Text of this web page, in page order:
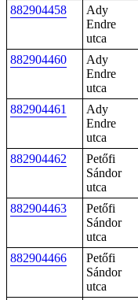
882904458
Ady
Endre
utca
882904460
Ady
Endre
utca
882904461
Ady
Endre
utca
882904462
Petőfi
Sándor
utca
882904463
Petőfi
Sándor
utca
882904466
Petőfi
Sándor
utca